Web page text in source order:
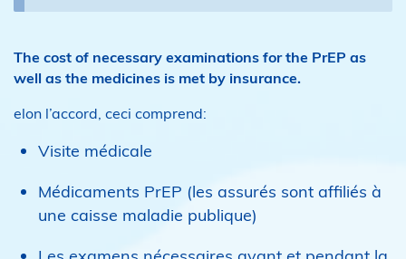
The cost of necessary examinations for the PrEP as
well as the medicines is met by insurance.
elon l’accord, ceci comprend:
Visite médicale
Médicaments PrEP (les assurés sont affiliés à
une caisse maladie publique)